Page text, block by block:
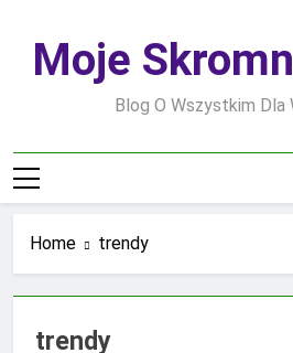
contentMoje
Blog O Wszystkim Dla
Home trendy
trendy